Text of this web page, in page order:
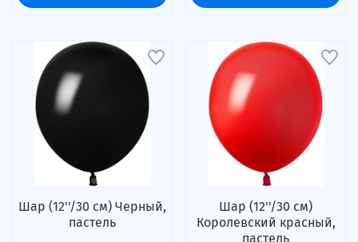
Шар (12''/30 см) Черный,
пастель
Шар (12''/30 см)
Королевский красный,
пастель